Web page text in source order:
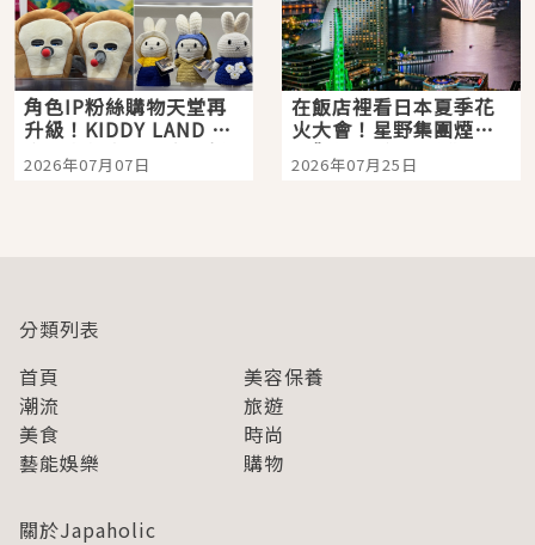
角色IP粉絲購物天堂再
升級！KIDDY LAND 原
宿店吉伊卡哇迎客，新
開幕 OMOKADO 店3分
2026年07月07日
在飯店裡看日本夏季花
火大會！星野集團煙火
景觀飯店6選，讓你不用
人擠人悠閒欣賞
2026年07月25日
分類列表
首頁
美容保養
潮流
旅遊
美食
時尚
藝能娛樂
購物
關於Japaholic